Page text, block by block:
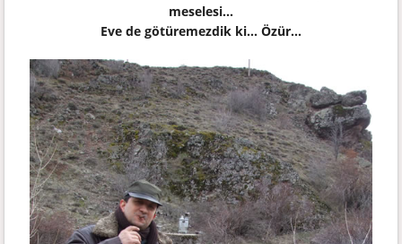
meselesi...
Eve de götüremezdik ki... Özür...